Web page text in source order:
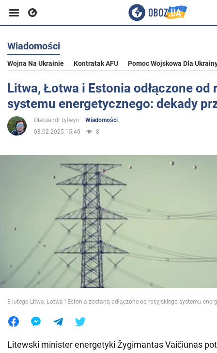
Biznes
Sport
Rozrywka
Wojna na Ukrainie
Świat
Jedzenie
Wiadomości
Wojna Na Ukrainie Kontratak AFU Pomoc Wojskowa Dla
Litwa, Łotwa i Estonia odłączone od
systemu energetycznego: dekady
Oleksandr Lytwyn
Wiadomości
08.02.2025 15:40
8
8 lutego Litwa, Łotwa i Estonia zostaną odłączone od rosyjskiego systemu
Litewski minister energetyki Žygimantas Vaičiūnas